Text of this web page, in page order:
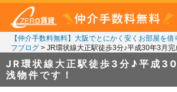
【仲介手数料無料】大阪でとにかく安くお部屋を
フブログ> JR環状線大正駅徒歩3分♪平成30年3月完
JR環状線大正駅徒歩3分♪平成
浅物件です！